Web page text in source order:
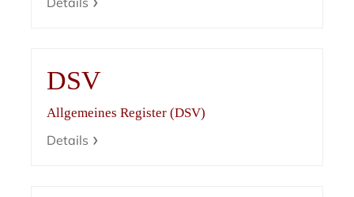
DSV
Allgemeines Register (DSV)
Details